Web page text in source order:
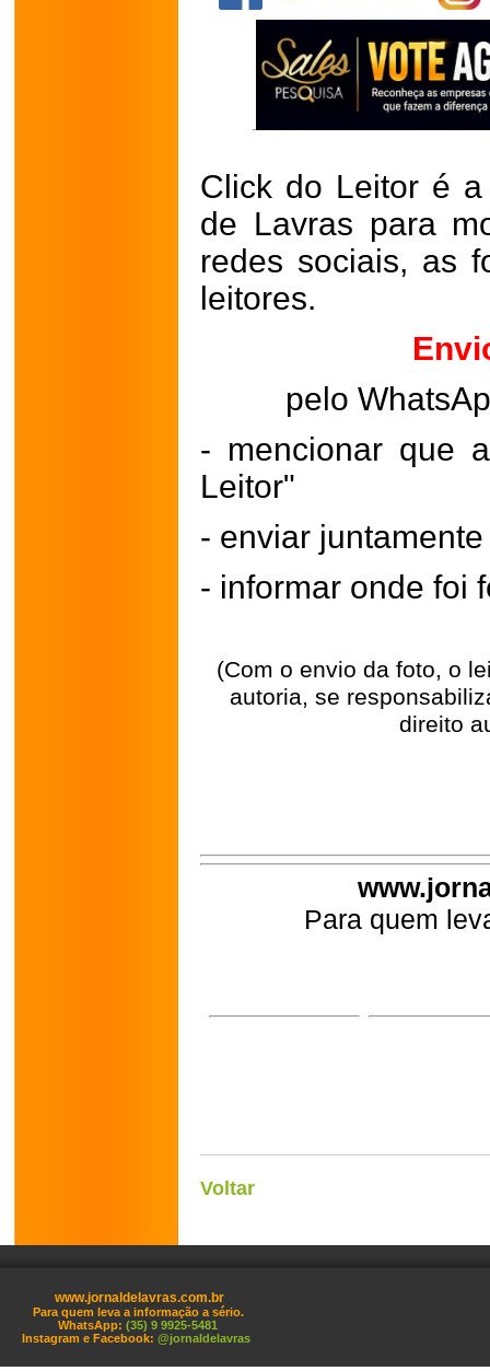
Click do Leitor é
de Lavras para
redes sociais, as
leitores.
pelo
- mencionar que
Leitor"
- enviar
- informar onde foi
(Com o envio da foto, o
autoria, se
direito
Para quem
Voltar
www.jornaldelavras.com.br
Para quem leva a informação a sério.
WhatsApp: (35) 9 9925-5481
Instagram e Facebook: @jornaldelavras